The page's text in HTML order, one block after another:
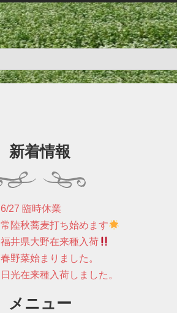
新着情報
6/27 臨時休業
常陸秋蕎麦打ち始めます
福井県大野在来種入荷
春野菜始まりました。
日光在来種入荷しました。
メニュー